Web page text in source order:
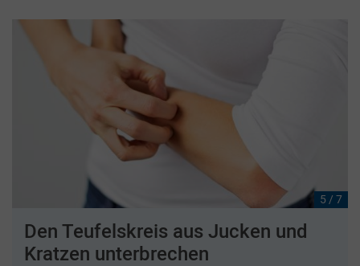
5 / 7
Den Teufelskreis aus Jucken und
Kratzen unterbrechen